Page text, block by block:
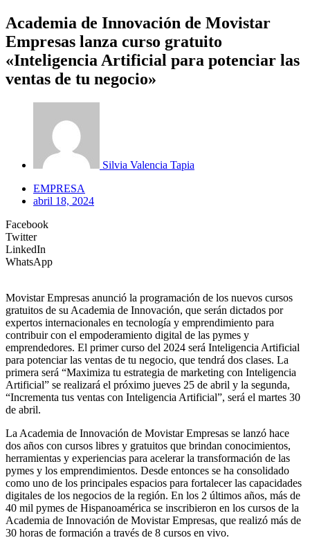
Academia de Innovación de Movistar
Empresas lanza curso gratuito
«Inteligencia Artificial para potenciar las
ventas de tu negocio»
Silvia Valencia Tapia
EMPRESA
abril 18, 2024
Facebook
Twitter
LinkedIn
WhatsApp
Movistar Empresas anunció la programación de los nuevos cursos
gratuitos de su Academia de Innovación, que serán dictados por
expertos internacionales en tecnología y emprendimiento para
contribuir con el empoderamiento digital de las pymes y
emprendedores. El primer curso del 2024 será Inteligencia Artificial
para potenciar las ventas de tu negocio, que tendrá dos clases. La
primera será “Maximiza tu estrategia de marketing con Inteligencia
Artificial” se realizará el próximo jueves 25 de abril y la segunda,
“Incrementa tus ventas con Inteligencia Artificial”, será el martes 30
de abril.
La Academia de Innovación de Movistar Empresas se lanzó hace
dos años con cursos libres y gratuitos que brindan conocimientos,
herramientas y experiencias para acelerar la transformación de las
pymes y los emprendimientos. Desde entonces se ha consolidado
como uno de los principales espacios para fortalecer las capacidades
digitales de los negocios de la región. En los 2 últimos años, más de
40 mil pymes de Hispanoamérica se inscribieron en los cursos de la
Academia de Innovación de Movistar Empresas, que realizó más de
30 horas de formación a través de 8 cursos en vivo.